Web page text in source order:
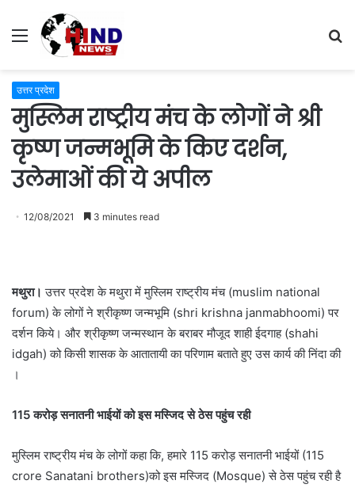
Menu
उत्तर प्रदेश
मुस्लिम राष्ट्रीय मंच के लोगों ने श्री
कृष्ण जन्मभूमि के किए दर्शन,
उलेमाओं की ये अपील
12/08/2021 3 minutes read
मथुरा। उत्तर प्रदेश के मथुरा में मुस्लिम राष्ट्रीय मंच (muslim national
forum) के लोगों ने श्रीकृष्ण जन्मभूमि (shri krishna janmabhoomi) पर
दर्शन किये। और श्रीकृष्ण जन्मस्थान के बराबर मौजूद शाही ईदगाह (shahi
idgah) को किसी शासक के आतातायी का परिणाम बताते हुए उस कार्य की निंदा की
।
115 करोड़ सनातनी भाईयों को इस मस्जिद से ठेस पहुंच रही
मुस्लिम राष्ट्रीय मंच के लोगों कहा कि, हमारे 115 करोड़ सनातनी भाईयों (115
crore Sanatani brothers)को इस मस्जिद (Mosque) से ठेस पहुंच रही है